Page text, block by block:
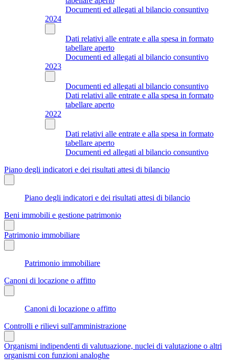
Documenti ed allegati al bilancio consuntivo
2024
Dati relativi alle entrate e alla spesa in formato
tabellare aperto
Documenti ed allegati al bilancio consuntivo
2023
Documenti ed allegati al bilancio consuntivo
Dati relativi alle entrate e alla spesa in formato
tabellare aperto
2022
Dati relativi alle entrate e alla spesa in formato
tabellare aperto
Documenti ed allegati al bilancio consuntivo
Piano degli indicatori e dei risultati attesi di bilancio
Piano degli indicatori e dei risultati attesi di bilancio
Beni immobili e gestione patrimonio
Patrimonio immobiliare
Patrimonio immobiliare
Canoni di locazione o affitto
Canoni di locazione o affitto
Controlli e rilievi sull'amministrazione
Organismi indipendenti di valutuazione, nuclei di valutazione o altri
organismi con funzioni analoghe